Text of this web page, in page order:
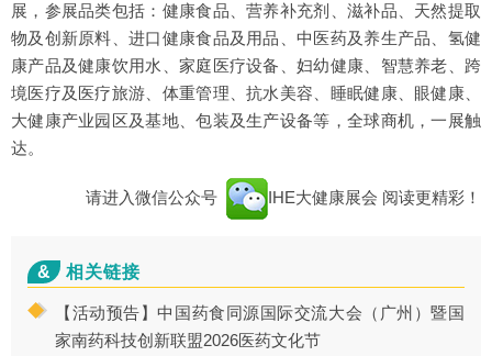
展，参展品类包括：健康食品、营养补充剂、滋补品、天然提取
物及创新原料、进口健康食品及用品、中医药及养生产品、氢健
康产品及健康饮用水、家庭医疗设备、妇幼健康、智慧养老、跨
境医疗及医疗旅游、体重管理、抗水美容、睡眠健康、眼健康、
大健康产业园区及基地、包装及生产设备等，全球商机，一展触
达。
请进入微信公众号 IHE大健康展会 阅读更精彩！
& 相关链接
【活动预告】中国药食同源国际交流大会（广州）暨国
家南药科技创新联盟2026医药文化节